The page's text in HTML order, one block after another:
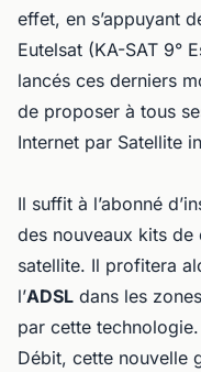
effet, en s’appuyant
Eutelsat (KA-SAT 9°
lancés ces derniers
de proposer à tous
Internet par Satellite
Il suffit à l’abonné
des nouveaux kits
satellite. Il profitera
l’ADSL dans les
par cette
Débit, cette nouvelle